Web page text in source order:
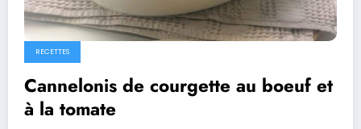
RECETTES
Cannelonis de courgette au boeuf et
à la tomate